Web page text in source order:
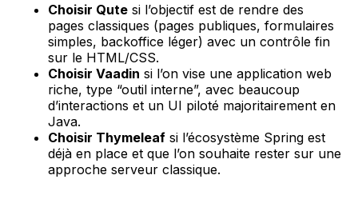
Choisir Qute si l’objectif est de rendre des
pages classiques (pages publiques, formulaires
simples, backoffice léger) avec un contrôle fin
sur le HTML/CSS.
Choisir Vaadin si l’on vise une application web
riche, type “outil interne”, avec beaucoup
d’interactions et un UI piloté majoritairement en
Java.
Choisir Thymeleaf si l’écosystème Spring est
déjà en place et que l’on souhaite rester sur une
approche serveur classique.